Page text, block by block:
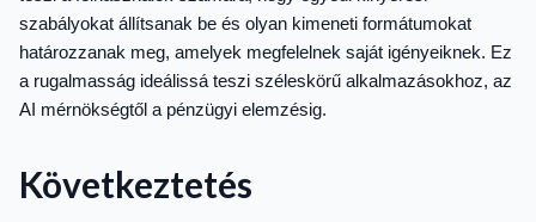
szabályokat állítsanak be és olyan kimeneti formátumokat
határozzanak meg, amelyek megfelelnek saját igényeiknek. Ez
a rugalmasság ideálissá teszi széleskörű alkalmazásokhoz, az
AI mérnökségtől a pénzügyi elemzésig.
Következtetés